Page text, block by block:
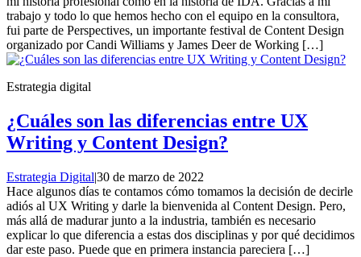
trabajo y todo lo que hemos hecho con el equipo en la consultora,
fui parte de Perspectives, un importante festival de Content Design
organizado por Candi Williams y James Deer de Working […]
Estrategia digital
¿Cuáles son las diferencias entre UX
Writing y Content Design?
Estrategia Digital|30 de marzo de 2022
Hace algunos días te contamos cómo tomamos la decisión de decirle
adiós al UX Writing y darle la bienvenida al Content Design. Pero,
más allá de madurar junto a la industria, también es necesario
explicar lo que diferencia a estas dos disciplinas y por qué decidimos
dar este paso. Puede que en primera instancia pareciera […]